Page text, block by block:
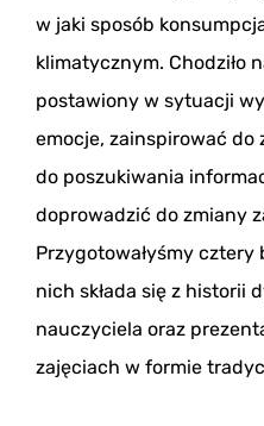
w jaki sposób
klimatycznym. Chodziło
postawiony w sytuacji
emocje, zainspirować do
do poszukiwania
doprowadzić do zmiany
Przygotowałyśmy cztery
nich składa się z historii
nauczyciela oraz
zajęciach w formie